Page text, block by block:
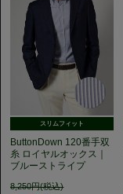
スリムフィット
ButtonDown 120番手双
糸 ロイヤルオックス｜
ブルーストライプ
8,250円(税込)